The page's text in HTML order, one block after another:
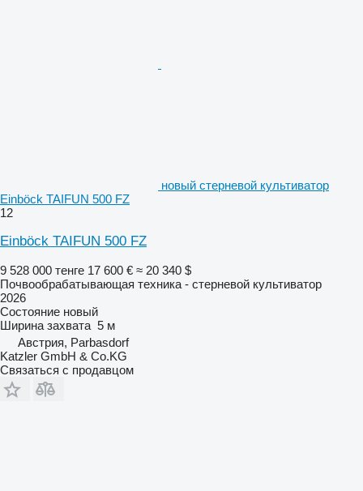
новый стерневой культиватор
Einböck TAIFUN 500 FZ
12
Einböck TAIFUN 500 FZ
9 528 000 тенге 17 600 € ≈ 20 340 $
Почвообрабатывающая техника - стерневой культиватор
2026
Состояние новый
Ширина захвата 5 м
Австрия, Parbasdorf
Katzler GmbH & Co.KG
Связаться с продавцом